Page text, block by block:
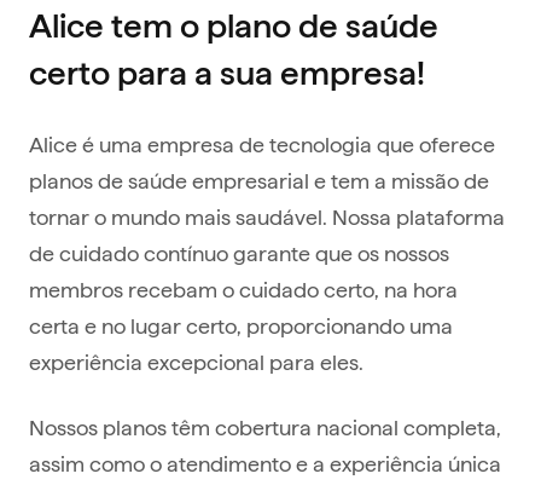
Alice tem o plano de saúde
certo para a sua empresa!
Alice é uma empresa de tecnologia que oferece
planos de saúde empresarial e tem a missão de
tornar o mundo mais saudável. Nossa plataforma
de cuidado contínuo garante que os nossos
membros recebam o cuidado certo, na hora
certa e no lugar certo, proporcionando uma
experiência excepcional para eles.
Nossos planos têm cobertura nacional completa,
assim como o atendimento e a experiência única